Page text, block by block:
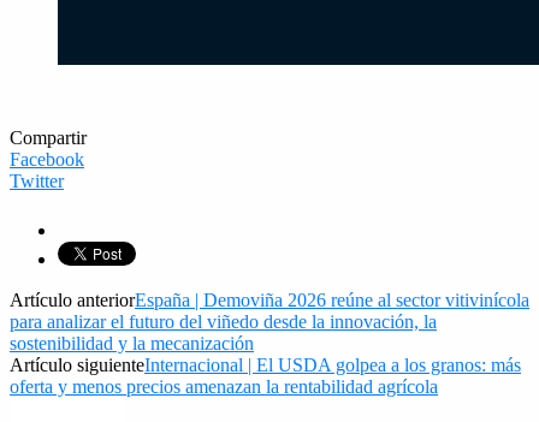
Compartir
Facebook
Twitter
Artículo anteriorEspaña | Demoviña 2026 reúne al sector vitivinícola
para analizar el futuro del viñedo desde la innovación, la
sostenibilidad y la mecanización
Artículo siguienteInternacional | El USDA golpea a los granos: más
oferta y menos precios amenazan la rentabilidad agrícola